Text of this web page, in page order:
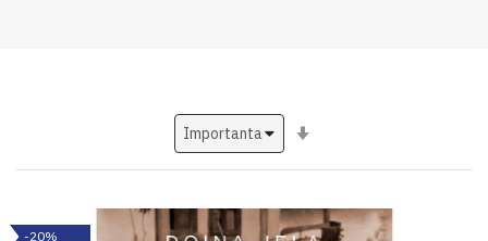
-20%